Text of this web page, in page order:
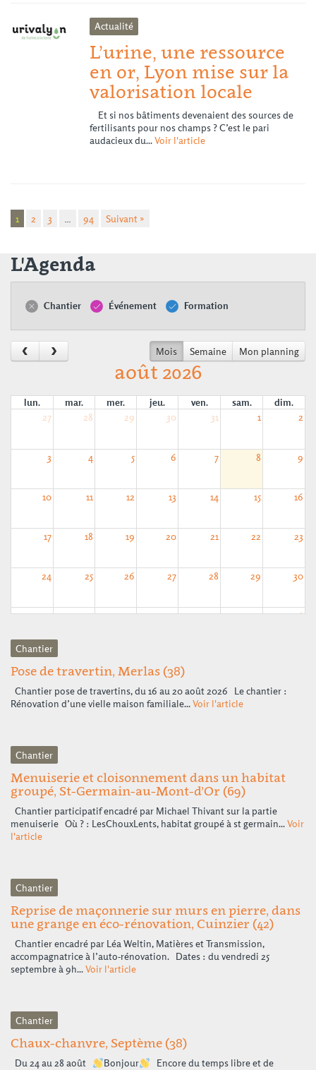
Actualité
L’urine, une ressource
en or, Lyon mise sur la
valorisation locale
Et si nos bâtiments devenaient des sources de
fertilisants pour nos champs ? C’est le pari
audacieux du...Voir l'article
1 2 3 … 94 Suivant »
L'Agenda
Chantier Événement Formation
Mois Semaine Mon planning
août 2026
lun. mar. mer. jeu. ven. sam.
dim.
27
28 29 30 31 1 2
3 4 5 6 7 8 9
10 11 12 13 14 15 16
17 18 19 20 21 22 23
24 25 26 27 28 29 30
31 1 2 3 4 5 6
Chantier
Pose de travertin, Merlas (38)
Chantier pose de travertins, du 16 au 20 août 2026 Le chantier :
Rénovation d’une vielle maison familiale...Voir l'article
Chantier
Menuiserie et cloisonnement dans un habitat
groupé, St-Germain-au-Mont-d’Or (69)
Chantier participatif encadré par Michael Thivant sur la partie
menuiserie Où ? : LesChouxLents, habitat groupé à st germain...Voir
l'article
Chantier
Reprise de maçonnerie sur murs en pierre, dans
une grange en éco-rénovation, Cuinzier (42)
Chantier encadré par Léa Weltin, Matières et Transmission,
accompagnatrice à l’auto-rénovation. Dates : du vendredi 25
septembre à 9h...Voir l'article
Chantier
Chaux-chanvre, Septème (38)
Du 24 au 28 août Bonjour
Encore du temps libre et de